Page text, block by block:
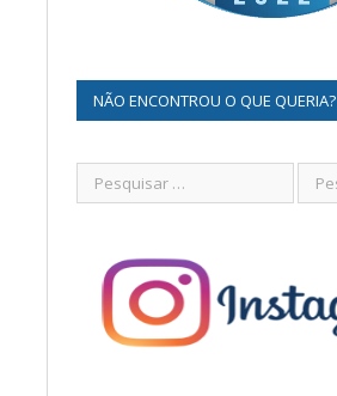
NÃO ENCONTROU O QUE QUERIA?